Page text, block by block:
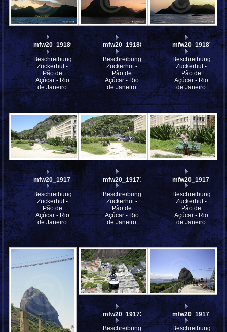
mfw20_191891
Beschreibung:
Zuckerhut -
Pão de
Açúcar - Rio
de Janeiro
mfw20_191886
Beschreibung:
Zuckerhut -
Pão de
Açúcar - Rio
de Janeiro
mfw20_191876
Beschreibung:
Zuckerhut -
Pão de
Açúcar - Rio
de Janeiro
mfw20_191739
Beschreibung:
Zuckerhut -
Pão de
Açúcar - Rio
de Janeiro
mfw20_191738
Beschreibung:
Zuckerhut -
Pão de
Açúcar - Rio
de Janeiro
mfw20_191737
Beschreibung:
Zuckerhut -
Pão de
Açúcar - Rio
de Janeiro
mfw20_191734
Beschreibung:
mfw20_191719
Beschreibung: